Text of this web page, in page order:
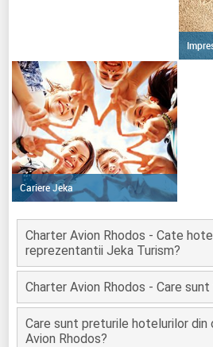
Cariere Jeka
Charter Avion Rhodos - Cate
reprezentantii Jeka Turism?
Charter Avion Rhodos - Care
Care sunt preturile hotelurilor
Avion Rhodos?